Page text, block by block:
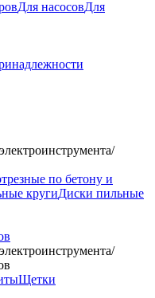
Для насосовДля
/
по бетону и
кругиДиски пильные
/
Щетки